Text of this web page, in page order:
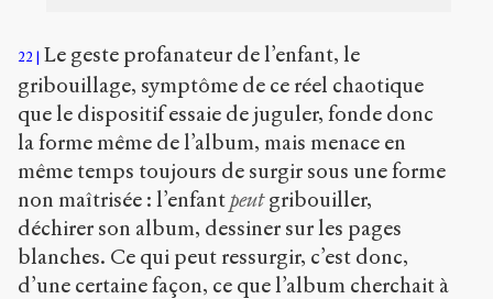
22 Le geste profanateur de l’enfant, le
gribouillage, symptôme de ce réel chaotique
que le dispositif essaie de juguler, fonde donc
la forme même de l’album, mais menace en
même temps toujours de surgir sous une forme
non maîtrisée : l’enfantpeutgribouiller,
déchirer son album, dessiner sur les pages
blanches. Ce qui peut ressurgir, c’est donc,
d’une certaine façon, ce que l’album cherchait à